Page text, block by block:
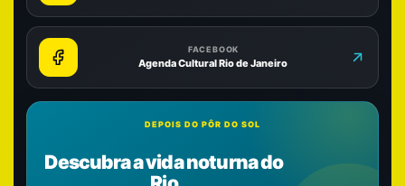
FACEBOOK
Agenda Cultural Rio de Janeiro
DEPOIS DO PÔR DO SOL
Descubra a vida noturna do